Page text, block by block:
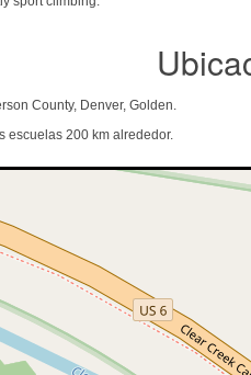
County, Denver, Golden.
escuelas 200 km alrededor.